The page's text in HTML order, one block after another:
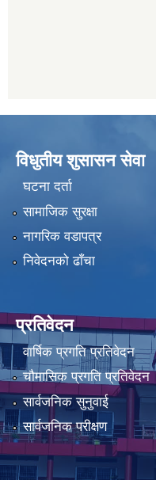
विधुतीय शुसासन सेवा
घटना दर्ता
सामाजिक सुरक्षा
नागरिक वडापत्र
निवेदनको ढाँचा
प्रतिवेदन
वार्षिक प्रगति प्रतिवेदन
चौमासिक प्रगति प्रतिवेदन
सार्वजनिक सुनुवाई
सार्वजनिक परीक्षण